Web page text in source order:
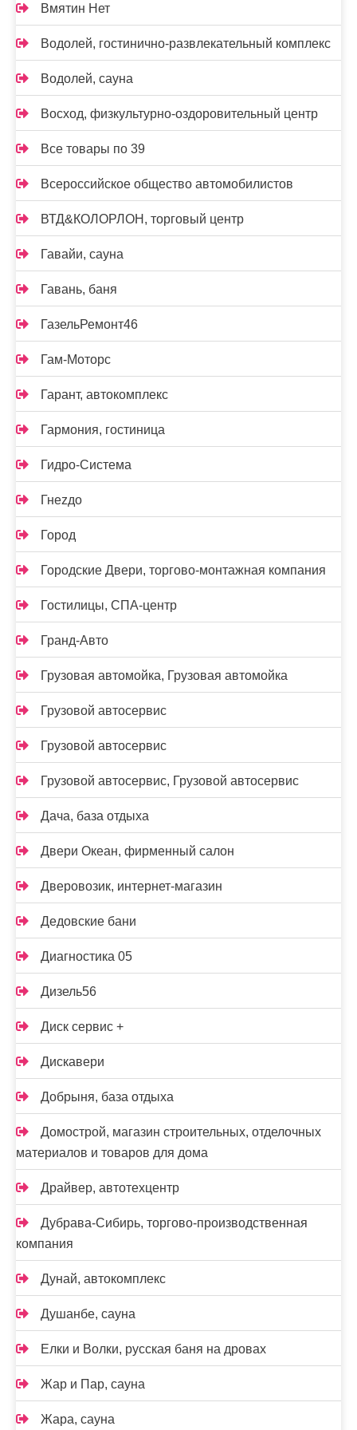
Вмятин Нет
Водолей, гостинично-развлекательный комплекс
Водолей, сауна
Восход, физкультурно-оздоровительный центр
Все товары по 39
Всероссийское общество автомобилистов
ВТД&КОЛОРЛОН, торговый центр
Гавайи, сауна
Гавань, баня
ГазельРемонт46
Гам-Моторс
Гарант, автокомплекс
Гармония, гостиница
Гидро-Система
Гнеzдо
Город
Городские Двери, торгово-монтажная компания
Гостилицы, СПА-центр
Гранд-Авто
Грузовая автомойка, Грузовая автомойка
Грузовой автосервис
Грузовой автосервис
Грузовой автосервис, Грузовой автосервис
Дача, база отдыха
Двери Океан, фирменный салон
Дверовозик, интернет-магазин
Дедовские бани
Диагностика 05
Дизель56
Диск сервис +
Дискавери
Добрыня, база отдыха
Домострой, магазин строительных, отделочных
материалов и товаров для дома
Драйвер, автотехцентр
Дубрава-Сибирь, торгово-производственная
компания
Дунай, автокомплекс
Душанбе, сауна
Елки и Волки, русская баня на дровах
Жар и Пар, сауна
Жара, сауна